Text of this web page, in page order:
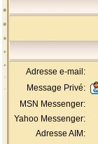
Adresse e-mail:
Message Privé:
MSN Messenger:
Yahoo Messenger:
Adresse AIM: